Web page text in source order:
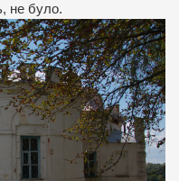
не було.